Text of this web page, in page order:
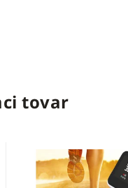
tovar